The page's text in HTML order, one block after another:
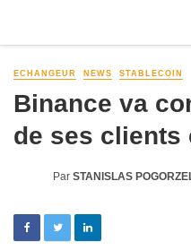
ECHANGEUR NEWS STABLECOIN
Binance va
de ses clients
Par STANISLAS